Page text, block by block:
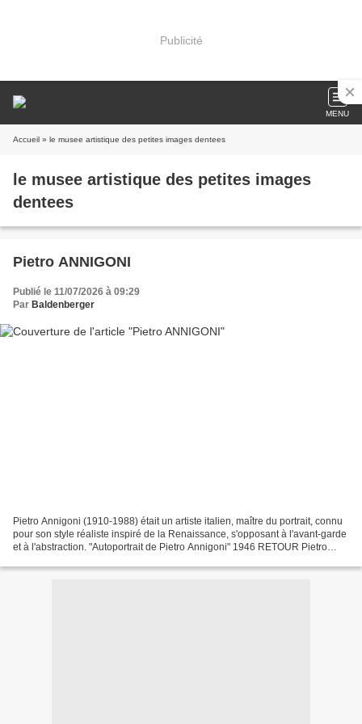
Publicité
MENU
Accueil » le musee artistique des petites images dentees
le musee artistique des petites images
dentees
Pietro ANNIGONI
Publié le 11/07/2026 à 09:29
Par Baldenberger
Pietro Annigoni (1910-1988) était un artiste italien, maître du portrait, connu
pour son style réaliste inspiré de la Renaissance, s'opposant à l'avant-garde
et à l'abstraction. "Autoportrait de Pietro Annigoni" 1946 RETOUR Pietro